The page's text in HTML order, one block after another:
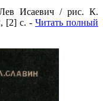
Исаевич / рис. К.
[2] с. - Читать полный